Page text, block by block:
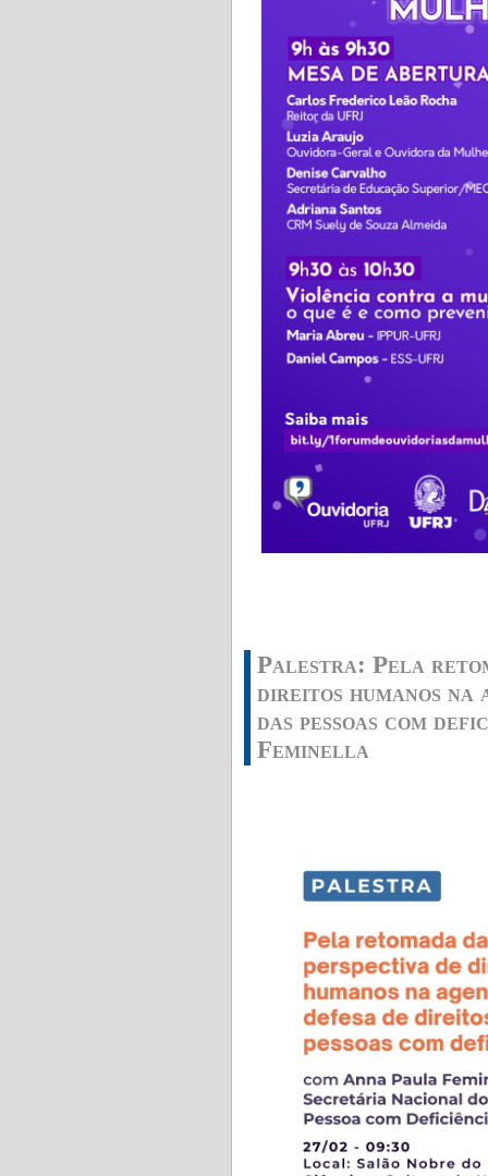
Palestra: Pela
direitos humanos na
das pessoas com
Feminella